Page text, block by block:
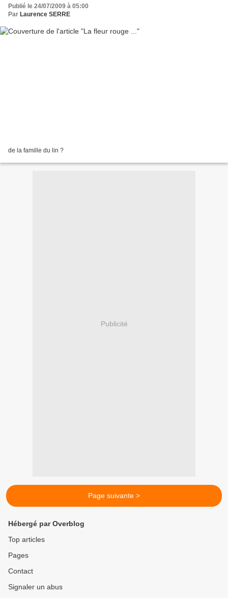
Publié le 24/07/2009 à 05:00
Par Laurence SERRE
de la famille du lin ?
Publicité
Page suivante >
Hébergé par Overblog
Top articles
Pages
Contact
Signaler un abus